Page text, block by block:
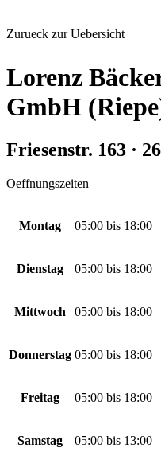
Zurueck zur Uebersicht
Lorenz
GmbH
Friesenstr. 163 ·
Oeffnungszeiten
Montag 05:00 bis 18:00
Dienstag 05:00 bis 18:00
Mittwoch 05:00 bis 18:00
Donnerstag 05:00 bis 18:00
Freitag 05:00 bis 18:00
Samstag 05:00 bis 13:00